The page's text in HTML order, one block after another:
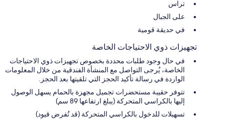
تراس
على الجبال
في حديقة قومية
تجهيزات ذوي الاحتياجات الخاصة
في حال وجود طلبات محددة بخصوص تجهيزات ذوي الاحتياجات
الخاصة، يُرجى التواصل مع المنشأة الفندقية من خلال المعلومات
الواردة في رسالة تأكيد الحجز التي تلقيتها بعد الحجز.
تتوفر حقيبة مستحضرات تجميل مجهزة بالحمام يسهل الوصول
إليها بالكراسي المتحركة (يبلغ ارتفاعها 89 سم)
تسهيلات للدخول بالكراسي المتحركة (قد تُفرض قيود)